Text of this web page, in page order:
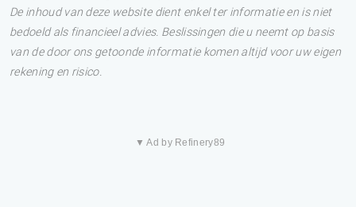
De inhoud van deze website dient enkel ter informatie en is niet
bedoeld als financieel advies. Beslissingen die u neemt op basis
van de door ons getoonde informatie komen altijd voor uw eigen
rekening en risico.
▼ Ad by Refinery89